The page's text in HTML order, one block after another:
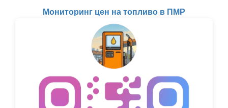
Мониторинг цен на топливо в ПМР